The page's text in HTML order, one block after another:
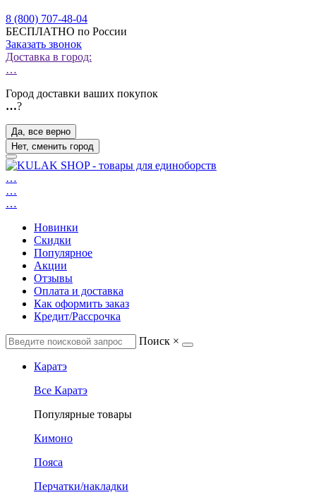
8 (800) 707-48-04
БЕСПЛАТНО по России
Заказать звонок
Доставка в город:
…
Город доставки ваших покупок
…?
Да, все верно
Нет, сменить город
…
…
…
Новинки
Скидки
Популярное
Акции
Отзывы
Оплата и доставка
Как оформить заказ
Кредит/Рассрочка
Поиск ×
Каратэ
Все Каратэ
Популярные товары
Кимоно
Пояса
Перчатки/накладки